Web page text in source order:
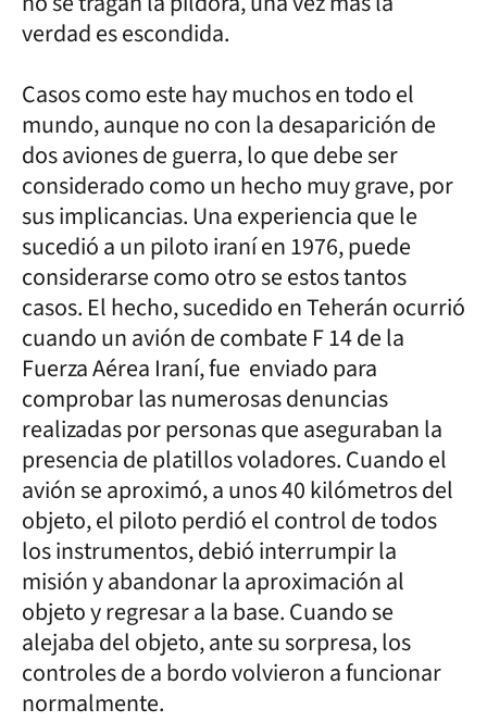
verdad es escondida.
Casos como este hay muchos en todo el
mundo, aunque no con la desaparición de
dos aviones de guerra, lo que debe ser
considerado como un hecho muy grave, por
sus implicancias. Una experiencia que le
sucedió a un piloto iraní en 1976, puede
considerarse como otro se estos tantos
casos. El hecho, sucedido en Teherán ocurrió
cuando un avión de combate F 14 de la
Fuerza Aérea Iraní, fue enviado para
comprobar las numerosas denuncias
realizadas por personas que aseguraban la
presencia de platillos voladores. Cuando el
avión se aproximó, a unos 40 kilómetros del
objeto, el piloto perdió el control de todos
los instrumentos, debió interrumpir la
misión y abandonar la aproximación al
objeto y regresar a la base. Cuando se
alejaba del objeto, ante su sorpresa, los
controles de a bordo volvieron a funcionar
normalmente.